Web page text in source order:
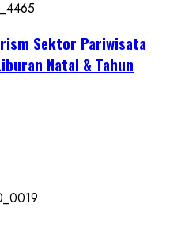
Sektor Pariwisata
Natal & Tahun